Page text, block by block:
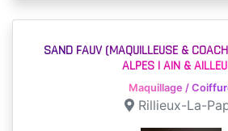
SAND FAUV (MAQUILLEUSE &
ALPES | AIN &
Maquillage /
Rillieux-La-